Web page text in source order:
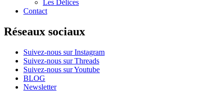
Les Délices
Contact
Réseaux sociaux
Suivez-nous sur Instagram
Suivez-nous sur Threads
Suivez-nous sur Youtube
BLOG
Newsletter